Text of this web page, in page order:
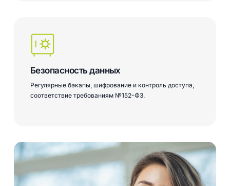
Безопасность данных
Регулярные бэкапы, шифрование и контроль доступа,
соответствие требованиям №152-ФЗ.